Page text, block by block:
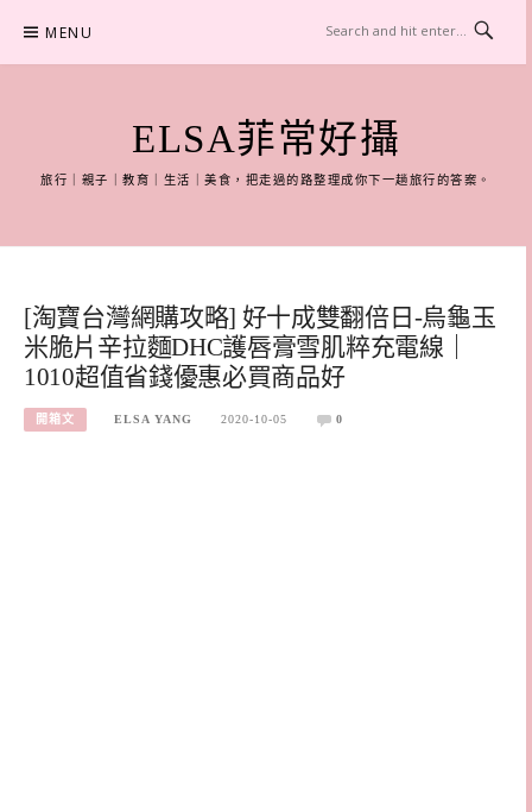
content
MENU
ELSA菲常好攝
旅行｜親子｜教育｜生活｜美食，把走過的路整理成你下一趟旅行的答案。
[淘寶台灣網購攻略] 好十成雙翻倍日-烏龜玉
米脆片辛拉麵DHC護唇膏雪肌粹充電線｜
1010超值省錢優惠必買商品好
開箱文 ELSA YANG 2020-10-05 0